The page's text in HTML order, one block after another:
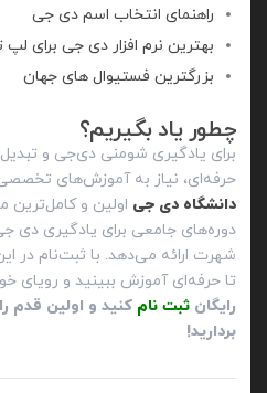
راهنمای انتخاب اسم دی جی
بهترین نرم افزار دی جی برای لپ
بزرگترین فستیوال های جهان
چطور یاد بگیریم؟
برای یادگیری شومنی دی‌جی و
حرفه‌ای، نیاز به آموزش‌های تخصصی
دانشگاه دی‌ جی اولین و کامل‌ترین
دوره‌های جامعی برای یادگیری دی
شهرت ارائه می‌دهد. با ثبت‌نام در
تا حرفه‌ای آموزش ببینید و رویای
رایگان ثبت‌ نام کنید و اولین قدم
بردارید!